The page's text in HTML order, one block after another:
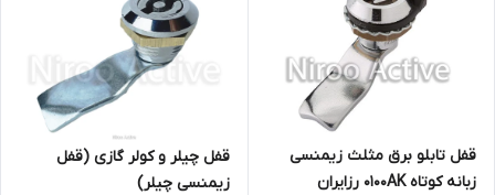
قفل تابلو برق مثلث زیمنسی
زبانه کوتاه ۰۱۰۰AK رزایران
قفل چیلر و کولر گازی (قفل
زیمنسی چیلر)